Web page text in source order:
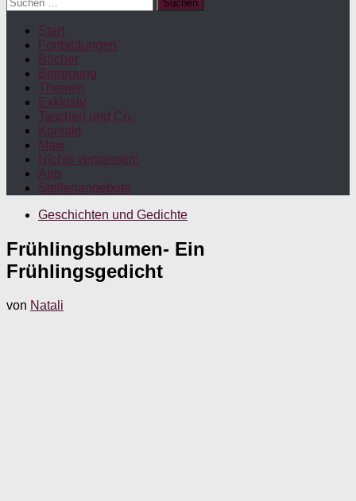
nach:
Start
Fortbildungen
Bücher
Betreuung
Themen
Exklusiv
Taschen und Co.
Kontakt
Maw
Nichts verpassen!
App
Stellenangebote
Geschichten und Gedichte
Frühlingsblumen- Ein
Frühlingsgedicht
von Natali